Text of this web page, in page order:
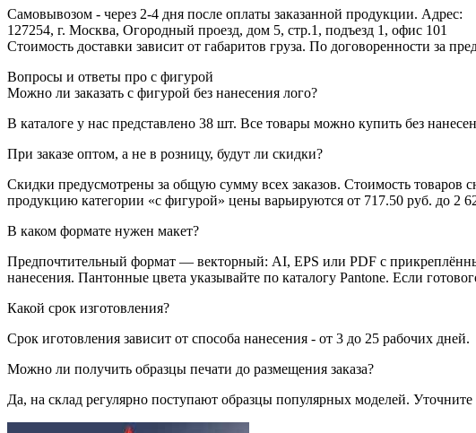
Самовывозом - через 2-4 дня после оплаты заказанной продукции. Адрес:
127254, г. Москва, Огородный проезд, дом 5, стр.1, подъезд 1, офис 101
Стоимость доставки зависит от габаритов груза. По договоренности за
Вопросы и ответы про с фигурой
Можно ли заказать с фигурой без нанесения лого?
В каталоге у нас представлено 38 шт. Все товары можно купить без
При заказе оптом, а не в розницу, будут ли скидки?
Скидки предусмотрены за общую сумму всех заказов. Стоимость товаров
продукцию категории «с фигурой» цены варьируются от 717.50 руб. до 2
В каком формате нужен макет?
Предпочтительный формат — векторный: AI, EPS или PDF с
нанесения. Пантонные цвета указывайте по каталогу Pantone. Если
Какой срок изготовления?
Срок иготовления зависит от способа нанесения - от 3 до 25 рабочих дней.
Можно ли получить образцы печати до размещения заказа?
Да, на склад регулярно поступают образцы популярных моделей.